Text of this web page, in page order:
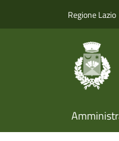
Regione Lazio